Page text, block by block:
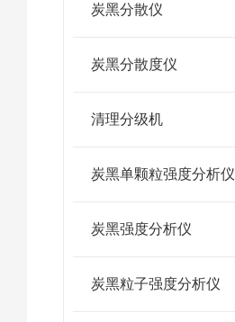
炭黑分散仪
炭黑分散度仪
清理分级机
炭黑单颗粒强度分析仪
炭黑强度分析仪
炭黑粒子强度分析仪